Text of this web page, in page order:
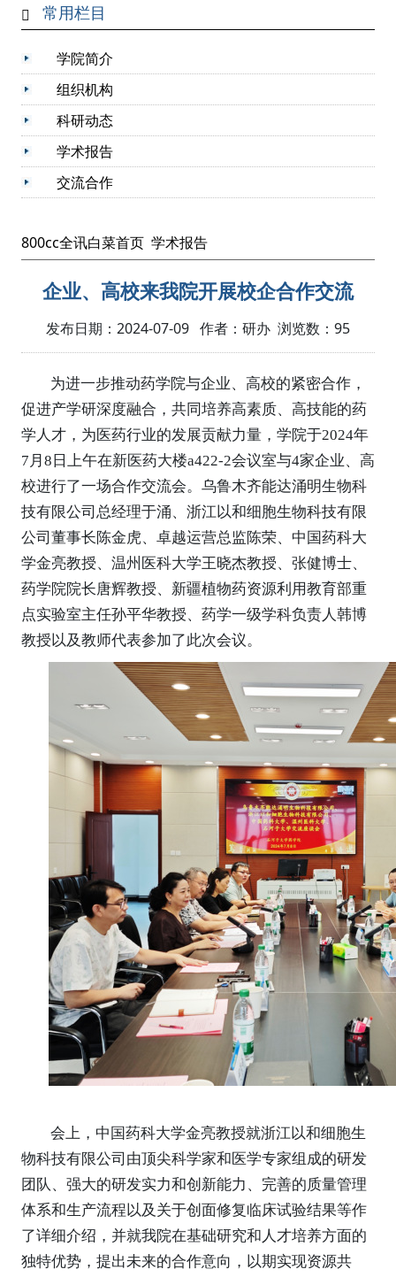
常用栏目
学院简介
组织机构
科研动态
学术报告
交流合作
800cc全讯白菜首页 学术报告
企业、高校来我院开展校企合作交流
发布日期：2024-07-09 作者：研办 浏览数： 95
为进一步推动药学院与企业、 高校的紧密合作，
促进产学研深度融合，共同培养高素质、高技能的药
学人才，为医药行业的发展贡献力量 ， 学院于2024年
7月 8 日 上午在新医药大楼a422-2会议室与4家企业、高
校进行了一场合作交流会。乌鲁木齐能达涌明生物科
技有限公司总经理于涌、浙江以和细胞生物科技有限
公司董事长陈金虎、卓越运营总监陈荣、中国药科大
学金亮教授、温州医科大学王晓杰教授、张健博士、
药学院院长唐辉教授、新疆植物药资源利用教育部重
点实验室主任孙平华教授、药学一级学科负责人韩博
教授以及教师代表参加了此次会议。
会上， 中国药科大学金亮教授就浙江以和细胞生
物科技有限公司 由顶尖科学家和医学专家组成的研发
团队、强大的研发实力和创新能力、完善的质量管理
体系和生产流程以及关于创面修复临床试验结果等作
了详细介绍，并就我院在基础研究和人才培养方面的
独特优势，提出未来的合作意向 ，以期实现资源共